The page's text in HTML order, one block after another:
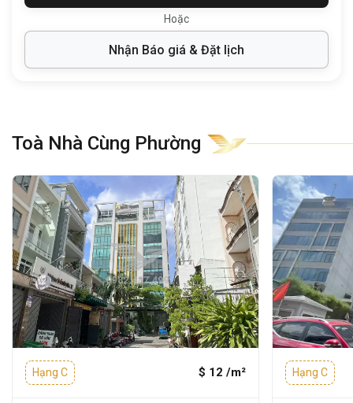
Đây là khu vực phát triển năng động, tập
trung nhiều ngân hàng, showroom, tòa nhà
đón đối tác.
Từ tòa nhà, doanh nghiệp dễ dàng di
chuyển đến:
CGV Pearl Plaza: 3 phút
Chợ Văn Thánh: 3 phút
Trường Đại học Hutech: 3 phút
Bệnh viện Đa khoa Quốc tế Vinmec
Central Park: 5 phút
Tòa nhà The Landmark 81
Hoặc
Nhận Báo giá & Đặt lịch
Toà Nhà Cùng Phường
Hạng C $ 12 /m² Hạng C